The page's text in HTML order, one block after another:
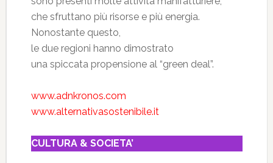
che sfruttano più risorse e più energia.
Nonostante questo,
le due regioni hanno dimostrato
una spiccata propensione al “green deal”.
www.adnkronos.com
www.alternativasostenibile.it
CULTURA & SOCIETA’